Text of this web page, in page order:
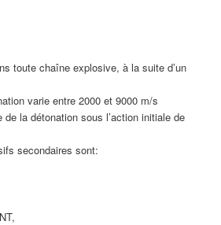
toute chaîne explosive, à la suite d’un
varie entre 2000 et 9000 m/s
la détonation sous l’action initiale de
secondaires sont: